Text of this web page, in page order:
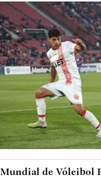
Mundial de Vóleibol